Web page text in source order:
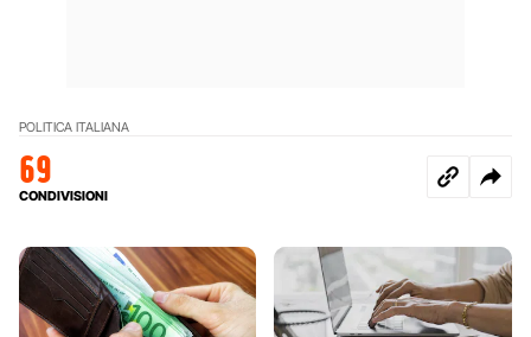
POLITICA ITALIANA
69
CONDIVISIONI